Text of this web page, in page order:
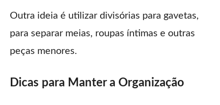
Outra ideia é utilizar divisórias para gavetas,
para separar meias, roupas íntimas e outras
peças menores.
Dicas para Manter a Organização